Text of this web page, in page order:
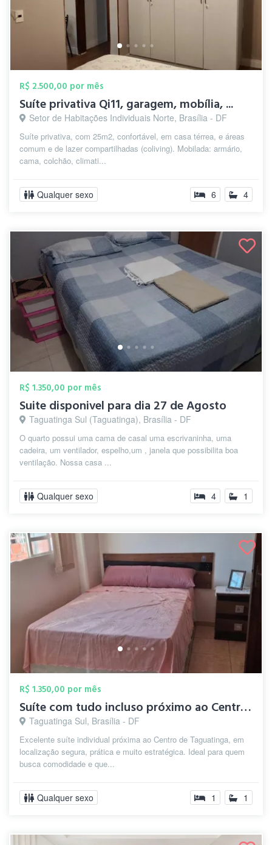
R$ 2.500,00 por mês
Suíte privativa Qi11, garagem, mobília, ...
Setor de Habitações Individuais Norte, Brasília - DF
Suíte privativa, com 25m2, confortável, em casa térrea, e áreas
comum e de lazer compartilhadas (coliving). Mobilada: armário,
cama, colchão, climati...
Qualquer sexo 6 4
R$ 1.350,00 por mês
Suite disponivel para dia 27 de Agosto
Taguatinga Sul (Taguatinga), Brasília - DF
O quarto possui uma cama de casal uma escrivaninha, uma
cadeira, um ventilador, espelho,um , janela que possibilita boa
ventilação. Nossa casa ...
Qualquer sexo 4 1
R$ 1.350,00 por mês
Suíte com tudo incluso próximo ao Centro...
Taguatinga Sul, Brasília - DF
Excelente suíte individual próxima ao Centro de Taguatinga, em
localização segura, prática e muito estratégica. Ideal para quem
busca comodidade e que...
Qualquer sexo 1 1